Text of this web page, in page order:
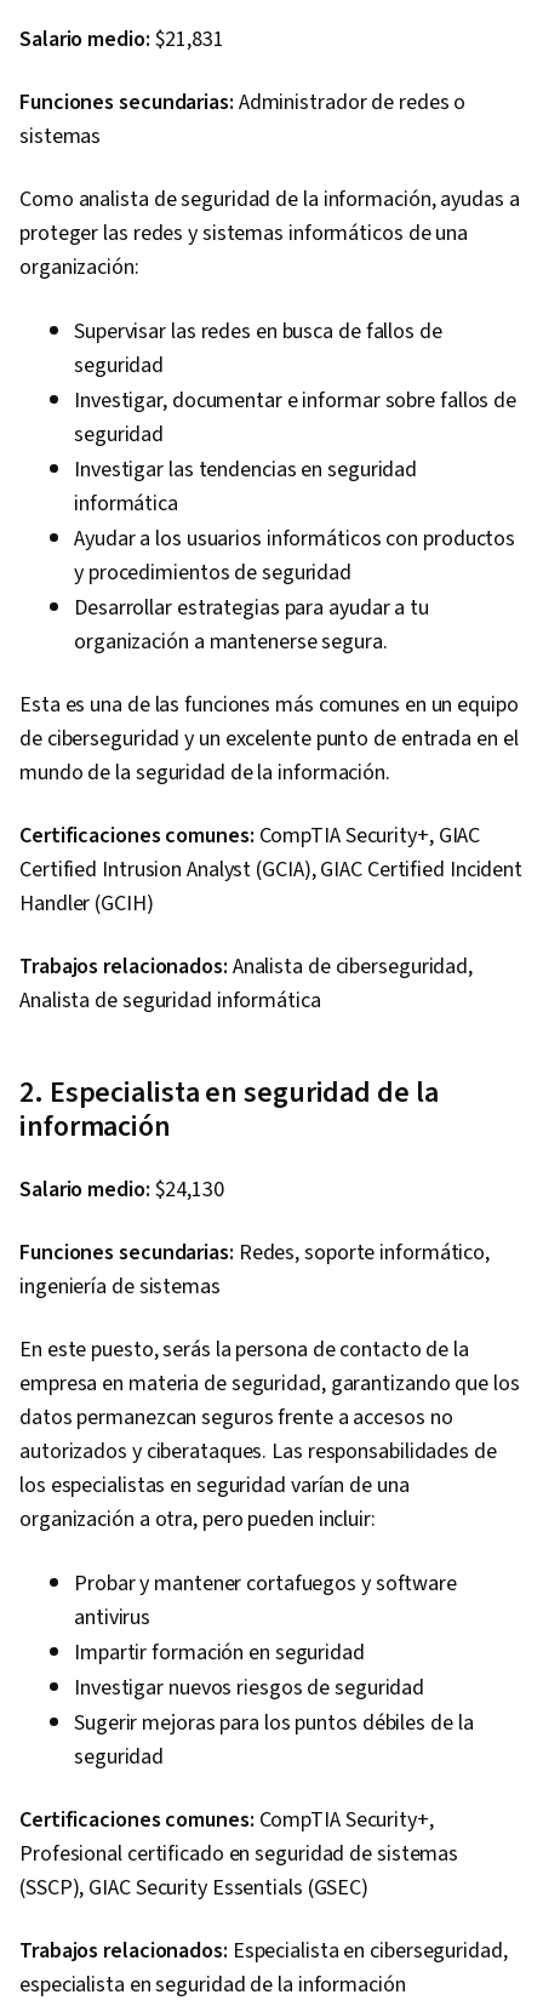
Salario medio: $21,831
Funciones secundarias: Administrador de redes o
sistemas
Como analista de seguridad de la información, ayudas a
proteger las redes y sistemas informáticos de una
organización:
Supervisar las redes en busca de fallos de
seguridad
Investigar, documentar e informar sobre fallos de
seguridad
Investigar las tendencias en seguridad
informática
Ayudar a los usuarios informáticos con productos
y procedimientos de seguridad
Desarrollar estrategias para ayudar a tu
organización a mantenerse segura.
Esta es una de las funciones más comunes en un equipo
de ciberseguridad y un excelente punto de entrada en el
mundo de la seguridad de la información.
Certificaciones comunes: CompTIA Security+, GIAC
Certified Intrusion Analyst (GCIA), GIAC Certified Incident
Handler (GCIH)
Trabajos relacionados: Analista de ciberseguridad,
Analista de seguridad informática
2. Especialista en seguridad de la
información
Salario medio: $24,130
Funciones secundarias: Redes, soporte informático,
ingeniería de sistemas
En este puesto, serás la persona de contacto de la
empresa en materia de seguridad, garantizando que los
datos permanezcan seguros frente a accesos no
autorizados y ciberataques. Las responsabilidades de
los especialistas en seguridad varían de una
organización a otra, pero pueden incluir:
Probar y mantener cortafuegos y software
antivirus
Impartir formación en seguridad
Investigar nuevos riesgos de seguridad
Sugerir mejoras para los puntos débiles de la
seguridad
Certificaciones comunes: CompTIA Security+,
Profesional certificado en seguridad de sistemas
(SSCP), GIAC Security Essentials (GSEC)
Trabajos relacionados: Especialista en ciberseguridad,
especialista en seguridad de la información